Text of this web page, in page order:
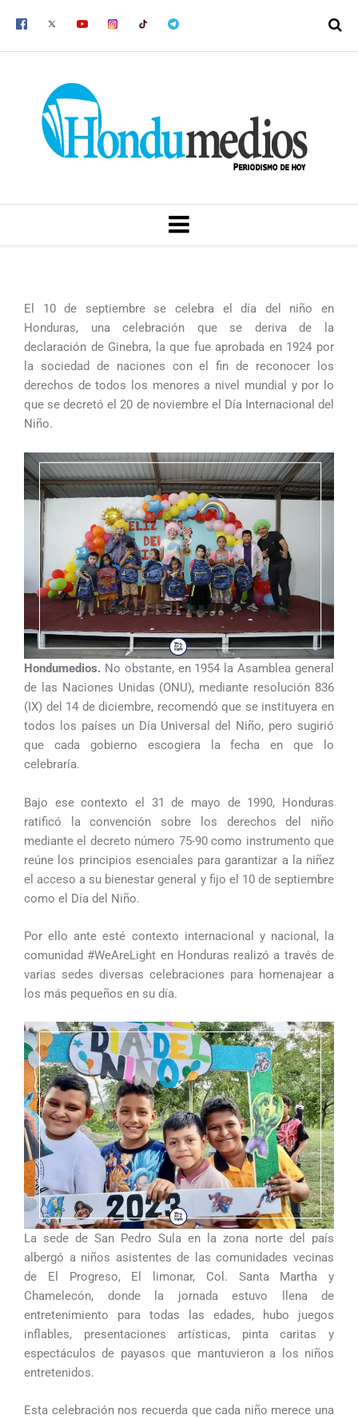
MENU
El 10 de septiembre se celebra el día del niño en
Honduras, una celebración que se deriva de la
declaración de Ginebra, la que fue aprobada en 1924 por
la sociedad de naciones con el fin de reconocer los
derechos de todos los menores a nivel mundial y por lo
que se decretó el 20 de noviembre el Día Internacional del
Niño.
Hondumedios. No obstante, en 1954 la Asamblea general
de las Naciones Unidas (ONU), mediante resolución 836
(IX) del 14 de diciembre, recomendó que se instituyera en
todos los países un Día Universal del Niño, pero sugirió
que cada gobierno escogiera la fecha en que lo
celebraría.
Bajo ese contexto el 31 de mayo de 1990, Honduras
ratificó la convención sobre los derechos del niño
mediante el decreto número 75-90 como instrumento que
reúne los principios esenciales para garantizar a la niñez
el acceso a su bienestar general y fijo el 10 de septiembre
como el Día del Niño.
Por ello ante esté contexto internacional y nacional, la
comunidad #WeAreLight en Honduras realizó a través de
varias sedes diversas celebraciones para homenajear a
los más pequeños en su día.
La sede de San Pedro Sula en la zona norte del país
albergó a niños asistentes de las comunidades vecinas
de El Progreso, El limonar, Col. Santa Martha y
Chamelecón, donde la jornada estuvo llena de
entretenimiento para todas las edades, hubo juegos
inflables, presentaciones artísticas, pinta caritas y
espectáculos de payasos que mantuvieron a los niños
entretenidos.
Esta celebración nos recuerda que cada niño merece una